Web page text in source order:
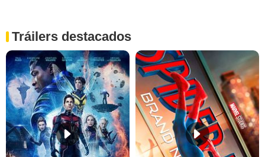
Tráilers destacados